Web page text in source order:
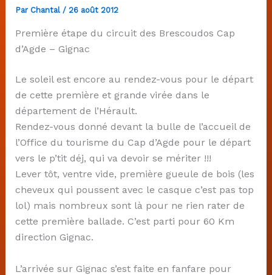
Par Chantal / 26 août 2012
Première étape du circuit des Brescoudos Cap
d’Agde – Gignac
Le soleil est encore au rendez-vous pour le départ
de cette première et grande virée dans le
département de l’Hérault.
Rendez-vous donné devant la bulle de l’accueil de
l’Office du tourisme du Cap d’Agde pour le départ
vers le p’tit déj, qui va devoir se mériter !!!
Lever tôt, ventre vide, première gueule de bois (les
cheveux qui poussent avec le casque c’est pas top
lol) mais nombreux sont là pour ne rien rater de
cette première ballade. C’est parti pour 60 Km
direction Gignac.
L’arrivée sur Gignac s’est faite en fanfare pour